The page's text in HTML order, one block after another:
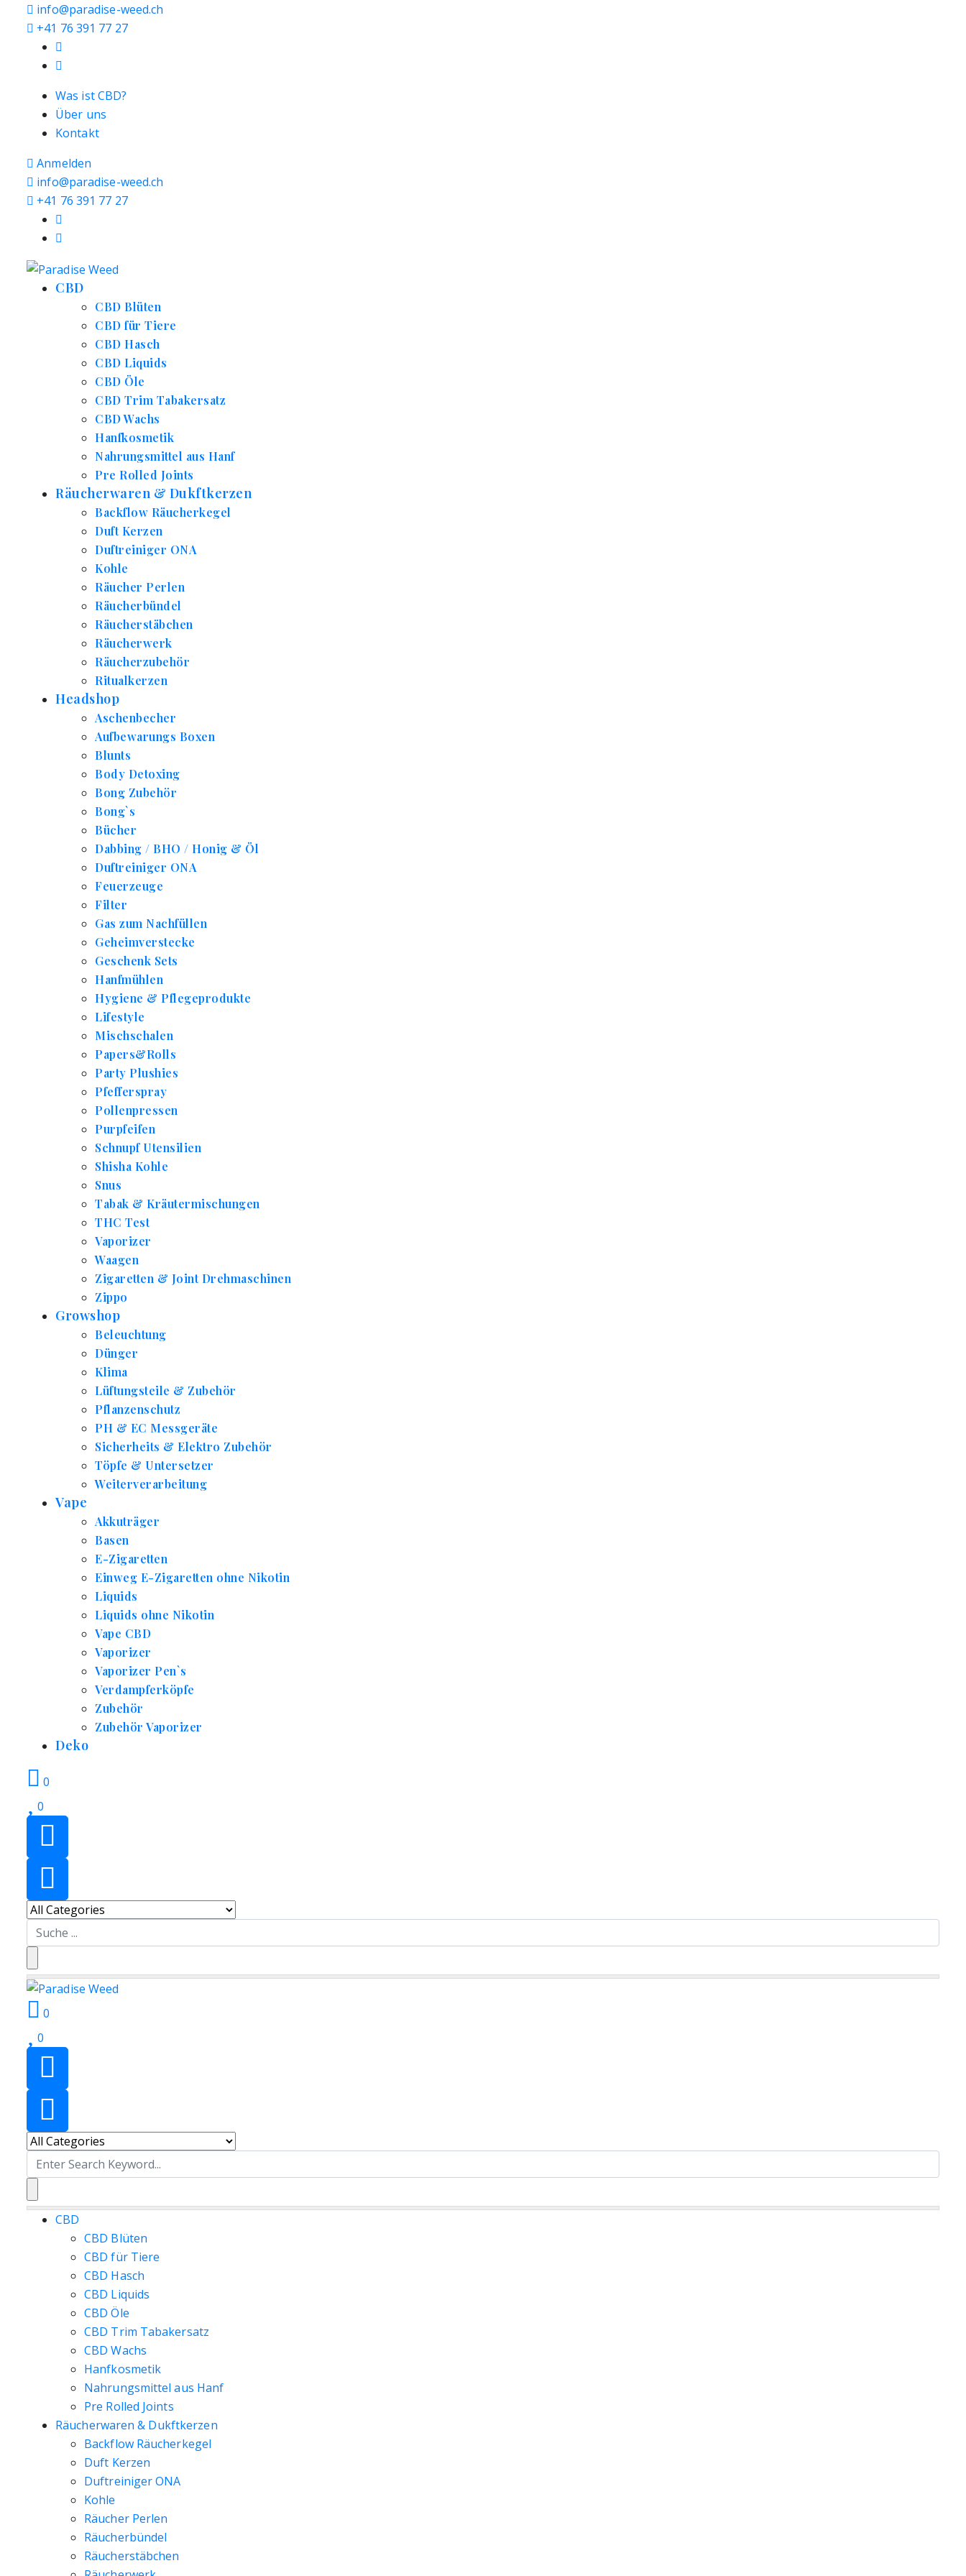
info@paradise-weed.ch
+41 76 391 77 27
Was ist CBD?
Über uns
Kontakt
Anmelden
info@paradise-weed.ch
+41 76 391 77 27
CBD
CBD Blüten
CBD für Tiere
CBD Hasch
CBD Liquids
CBD Öle
CBD Trim Tabakersatz
CBD Wachs
Hanfkosmetik
Nahrungsmittel aus Hanf
Pre Rolled Joints
Räucherwaren & Dukftkerzen
Backflow Räucherkegel
Duft Kerzen
Duftreiniger ONA
Kohle
Räucher Perlen
Räucherbündel
Räucherstäbchen
Räucherwerk
Räucherzubehör
Ritualkerzen
Headshop
Aschenbecher
Aufbewarungs Boxen
Blunts
Body Detoxing
Bong Zubehör
Bong`s
Bücher
Dabbing / BHO / Honig & Öl
Duftreiniger ONA
Feuerzeuge
Filter
Gas zum Nachfüllen
Geheimverstecke
Geschenk Sets
Hanfmühlen
Hygiene & Pflegeprodukte
Lifestyle
Mischschalen
Papers&Rolls
Party Plushies
Pfefferspray
Pollenpressen
Purpfeifen
Schnupf Utensilien
Shisha Kohle
Snus
Tabak & Kräutermischungen
THC Test
Vaporizer
Waagen
Zigaretten & Joint Drehmaschinen
Zippo
Growshop
Beleuchtung
Dünger
Klima
Lüftungsteile & Zubehör
Pflanzenschutz
PH & EC Messgeräte
Sicherheits & Elektro Zubehör
Töpfe & Untersetzer
Weiterverarbeitung
Vape
Akkuträger
Basen
E-Zigaretten
Einweg E-Zigaretten ohne Nikotin
Liquids
Liquids ohne Nikotin
Vape CBD
Vaporizer
Vaporizer Pen`s
Verdampferköpfe
Zubehör
Zubehör Vaporizer
Deko
0
0
Search
for:
0
0
Search
for:
CBD
CBD Blüten
CBD für Tiere
CBD Hasch
CBD Liquids
CBD Öle
CBD Trim Tabakersatz
CBD Wachs
Hanfkosmetik
Nahrungsmittel aus Hanf
Pre Rolled Joints
Räucherwaren & Dukftkerzen
Backflow Räucherkegel
Duft Kerzen
Duftreiniger ONA
Kohle
Räucher Perlen
Räucherbündel
Räucherstäbchen